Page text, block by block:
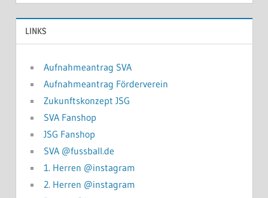
LINKS
Aufnahmeantrag SVA
Aufnahmeantrag Förderverein
Zukunftskonzept JSG
SVA Fanshop
JSG Fanshop
SVA @fussball.de
1. Herren @instagram
2. Herren @instagram